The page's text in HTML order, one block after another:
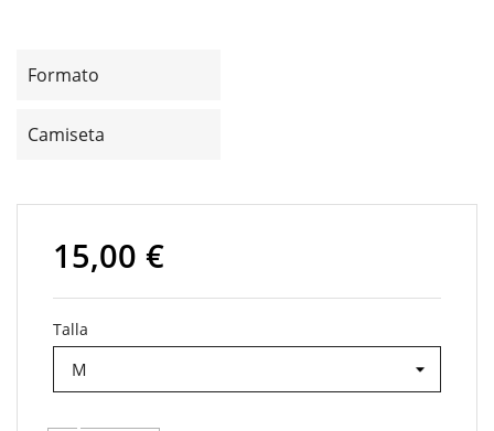
Formato
Camiseta
15,00 €
Talla